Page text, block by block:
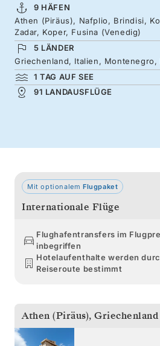
geht es nach Kotor, das am
südlichsten Fjords Europas
mächtigen Mauern
über der Adria auf,
mit einer reizvollen
Schätzen und entspanntem
von Koper stimmt auf
Venedig ein.
9 HÄFEN
Athen (Piräus), Nafplio, Brindisi,
Zadar, Koper, Fusina (Venedig)
5 LÄNDER
Griechenland, Italien,
1 TAG AUF SEE
91 LANDAUSFLÜGE
Mit optionalem Flugpaket
Internationale Flüge
Flughafentransfers im
inbegriffen
Hotelaufenthalte werden
Reiseroute bestimmt
Athen (Piräus), Griechenland